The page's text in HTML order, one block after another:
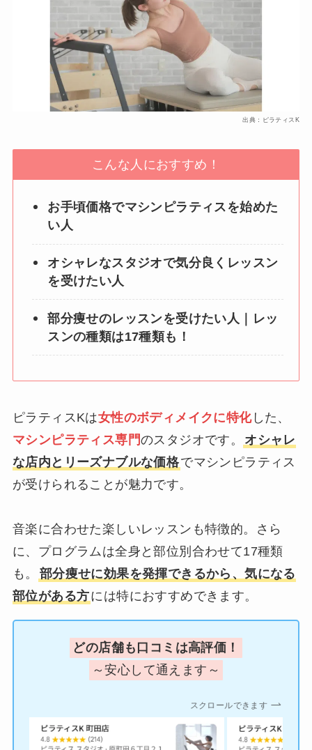
出典：ピラティスK
こんな人におすすめ！
お手頃価格でマシンピラティスを始めた
い人
オシャレなスタジオで気分良くレッスン
を受けたい人
部分痩せのレッスンを受けたい人｜レッ
スンの種類は17種類も！
ピラティスKは女性のボディメイクに特化した、
マシンピラティス専門のスタジオです。
オシャレ
な店内とリーズナブルな価格でマシンピラティス
が受けられることが魅力です。
音楽に合わせた楽しいレッスンも特徴的。さら
に、プログラムは全身と部位別合わせて17種類
も。
部分痩せに効果を発揮できるから、気になる
部位がある方には特におすすめできます。
どの店舗も口コミは高評価！
～安心して通えます～
スクロールできます